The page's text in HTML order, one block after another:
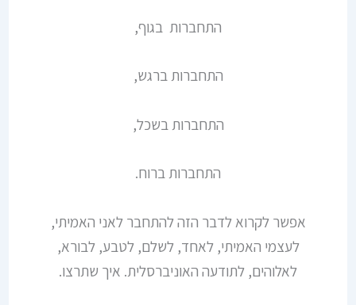
התחברות בגוף,
התחברות ברגש,
התחברות בשכל,
התחברות ברוח.
אפשר לקרוא לדבר הזה להתחבר לאני האמיתי,
לעצמי האמיתי, לאחד, לשלם, לטבע, לבורא,
לאלוהים, לתודעה האוניברסלית. איך שתרצו.